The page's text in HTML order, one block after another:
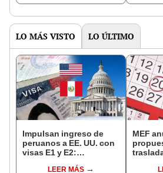
LO MÁS VISTO LO ÚLTIMO
Impulsan ingreso de
peruanos a EE. UU. con
visas E1 y E2:
pymes serían los más
LEER MÁS
MEF